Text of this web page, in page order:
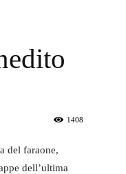
1408
del faraone,
dell’ultima